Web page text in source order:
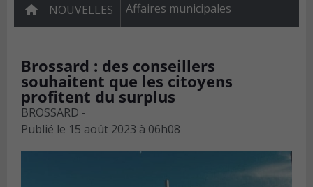
NOUVELLES Affaires municipales
Brossard : des conseillers
souhaitent que les citoyens
profitent du surplus
BROSSARD -
Publié le 15 août 2023 à 06h08